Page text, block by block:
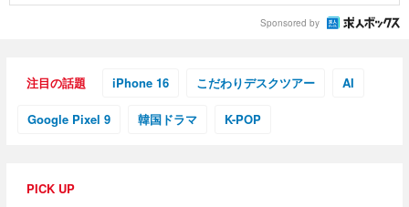
Sponsored by
注目の話題 iPhone 16 こだわりデスクツアー AI
Google Pixel 9 韓国ドラマ K-POP
PICK UP